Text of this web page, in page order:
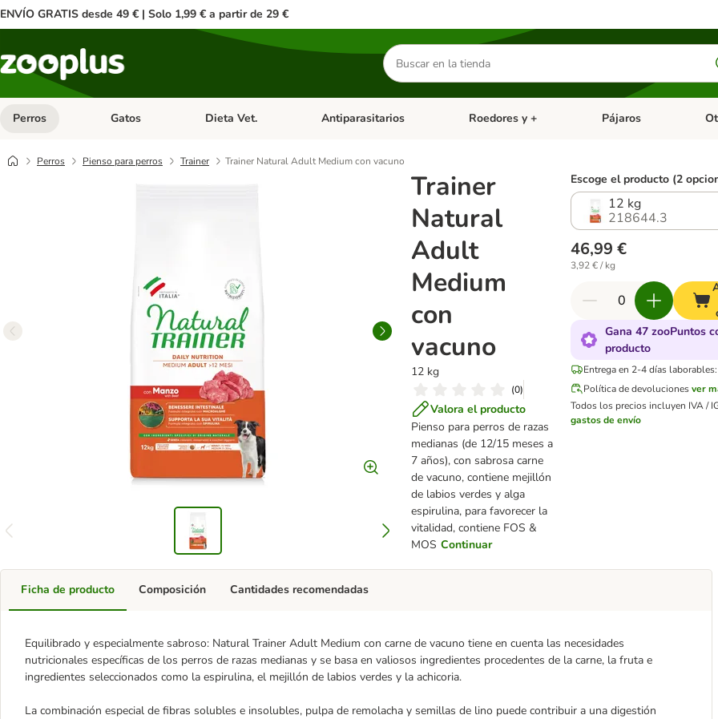
ENVÍO GRATIS desde 49 € | Solo 1,99 € a partir de 29 €
Buscar
productos
Perros Menú de categoria abierto: Perros
Gatos Menú de categoria abierto: Gatos
Dieta Vet. Menú de categoria abierto: Dieta Vet.
Antiparasitarios Menú de categoria abierto: Antiparasitarios
Roedores y + Menú de categoria
Pájaros
Perros Pienso para perros Trainer Trainer Natural Adult Medium con vacuno
Trainer
Natural
Adult
Medium
con
vacuno
12 kg
(0)
Valora el producto
Pienso para perros de razas
medianas (de 12/15 meses a
7 años), con sabrosa carne
de vacuno, contiene mejillón
de labios verdes y alga
espirulina, para favorecer la
vitalidad, contiene FOS &
MOS Continuar
Escoge el producto (2
12 kg
218644.3
46,99 €
3,92 € / kg
Gana 47 zooPuntos
producto
Entrega en 2-4 días laborables:
Política de devolucionesver
Todos los precios incluyen IVA /
gastos de envío
Ficha de producto
Equilibrado y especialmente sabroso: Natural Trainer Adult Medium con carne de vacuno tiene en cuenta las necesidades
nutricionales específicas de los perros de razas medianas y se basa en valiosos ingredientes procedentes de la carne, la fruta e
ingredientes seleccionados como la espirulina, el mejillón de labios verdes y la achicoria.
La combinación especial de fibras solubles e insolubles, pulpa de remolacha y semillas de lino puede contribuir a una digestión
Composición Cantidades recomendadas